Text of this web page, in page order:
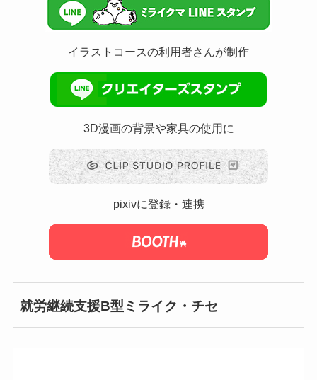
イラストコースの利用者さんが制作
3D漫画の背景や家具の使用に
pixivに登録・連携
就労継続支援B型ミライク・チセ